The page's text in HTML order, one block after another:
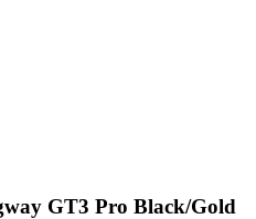
GT3 Pro Black/Gold